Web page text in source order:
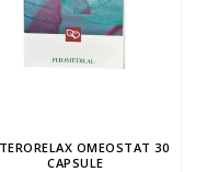
OMEOSTAT 30
CAPSULE